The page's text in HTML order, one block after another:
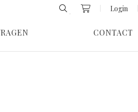
Login
CONTACT